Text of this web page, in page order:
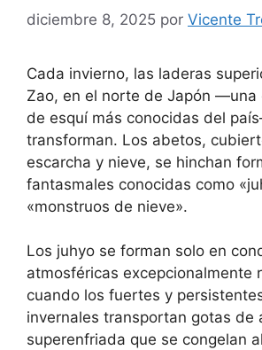
diciembre 8, 2025 por Vicente
Cada invierno, las laderas
Zao, en el norte de Japón —una
de esquí más conocidas del
transforman. Los abetos,
escarcha y nieve, se hinchan
fantasmales conocidas como
«monstruos de nieve».
Los juhyo se forman solo en
atmosféricas excepcionalmente
cuando los fuertes y
invernales transportan gotas de
superenfriada que se congelan